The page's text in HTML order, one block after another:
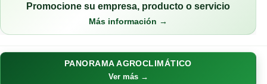
Promocione su empresa, producto o servicio
Más información →
PANORAMA AGROCLIMÁTICO
Ver más →